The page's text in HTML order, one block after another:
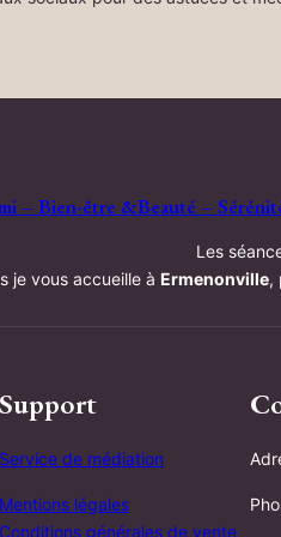
– Bien-être &Beauté –
Les
je vous accueille à Ermenonville,
Support
Service de médiation
Mentions légales
Conditions générales de vente